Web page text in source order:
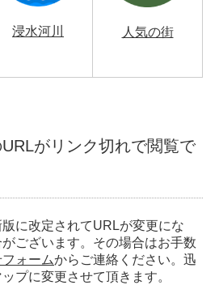
浸水河川 人気の街
がリンク切れで閲覧で
に改定されてURLが変更にな
ございます。その場合はお手数
ォームからご連絡ください。迅
プに変更させて頂きます。